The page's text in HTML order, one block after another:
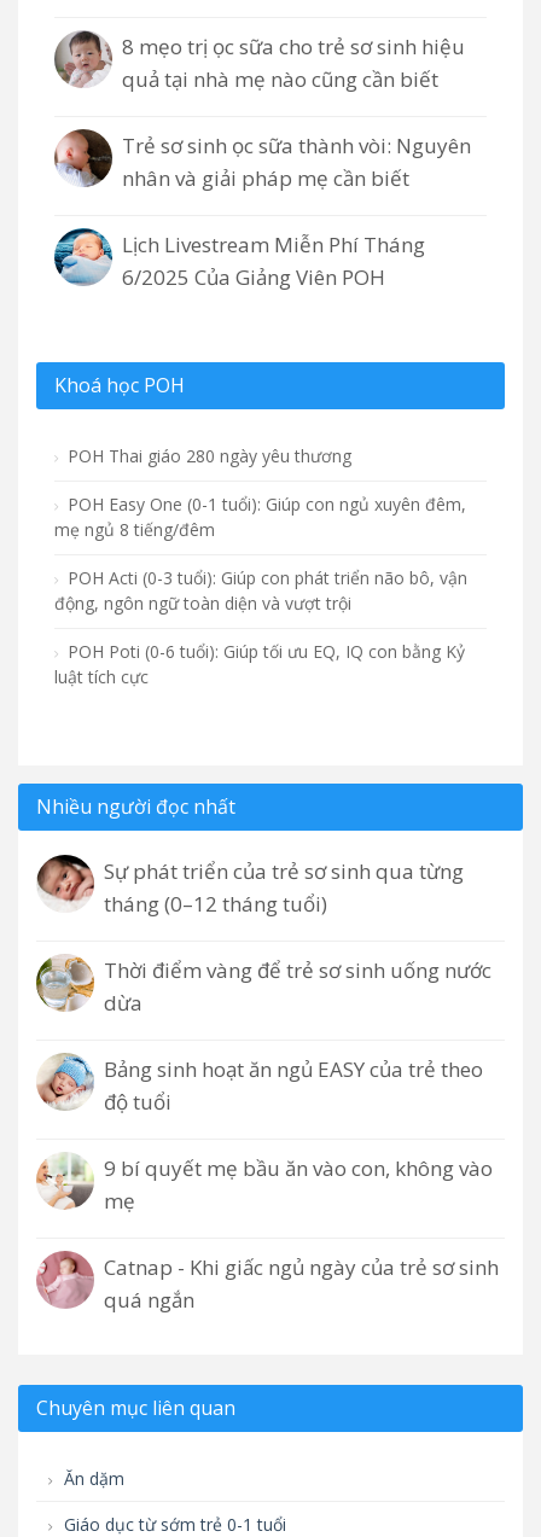
8 mẹo trị ọc sữa cho trẻ sơ sinh hiệu
quả tại nhà mẹ nào cũng cần biết
Trẻ sơ sinh ọc sữa thành vòi: Nguyên
nhân và giải pháp mẹ cần biết
Lịch Livestream Miễn Phí Tháng
6/2025 Của Giảng Viên POH
Khoá học POH
POH Thai giáo 280 ngày yêu thương
POH Easy One (0-1 tuổi): Giúp con ngủ xuyên đêm,
mẹ ngủ 8 tiếng/đêm
POH Acti (0-3 tuổi): Giúp con phát triển não bô, vận
động, ngôn ngữ toàn diện và vượt trội
POH Poti (0-6 tuổi): Giúp tối ưu EQ, IQ con bằng Kỷ
luật tích cực
Nhiều người đọc nhất
Sự phát triển của trẻ sơ sinh qua từng
tháng (0–12 tháng tuổi)
Thời điểm vàng để trẻ sơ sinh uống nước
dừa
Bảng sinh hoạt ăn ngủ EASY của trẻ theo
độ tuổi
9 bí quyết mẹ bầu ăn vào con, không vào
mẹ
Catnap - Khi giấc ngủ ngày của trẻ sơ sinh
quá ngắn
Chuyên mục liên quan
Ăn dặm
Giáo dục từ sớm trẻ 0-1 tuổi